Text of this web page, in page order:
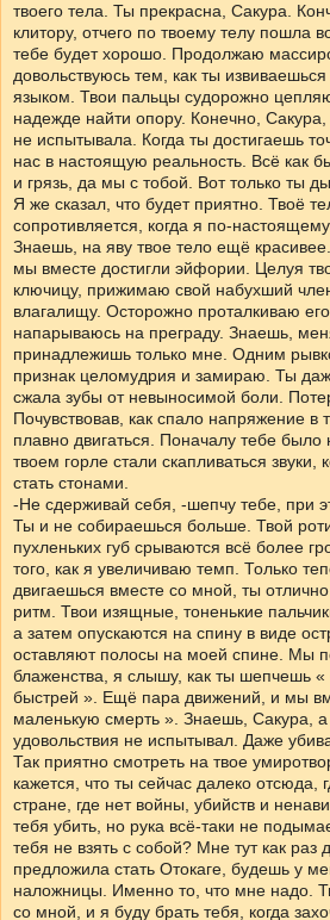
твоего тела. Ты прекрасна, Сакура.
клитору, отчего по твоему телу пошла
тебе будет хорошо. Продолжаю
довольствуюсь тем, как ты
языком. Твои пальцы судорожно
надежде найти опору. Конечно,
не испытывала. Когда ты достигаешь
нас в настоящую реальность. Всё как
и грязь, да мы с тобой. Вот только ты
Я же сказал, что будет приятно. Твоё
сопротивляется, когда я по-
Знаешь, на яву твое тело ещё
мы вместе достигли эйфории. Целуя
ключицу, прижимаю свой набухший
влагалищу. Осторожно проталкиваю
напарываюсь на преграду. Знаешь,
принадлежишь только мне. Одним
признак целомудрия и замираю. Ты
сжала зубы от невыносимой боли.
Почувствовав, как спало напряжение в
плавно двигаться. Поначалу тебе было
твоем горле стали скапливаться
стать стонами.
-Не сдерживай себя, -шепчу тебе, при
Ты и не собираешься больше. Твой
пухленьких губ срываются всё более
того, как я увеличиваю темп. Только
двигаешься вместе со мной, ты
ритм. Твои изящные, тоненькие
а затем опускаются на спину в виде
оставляют полосы на моей спине. Мы
блаженства, я слышу, как ты шепчешь «
быстрей ». Ещё пара движений, и мы
маленькую смерть ». Знаешь, Сакура,
удовольствия не испытывал. Даже
Так приятно смотреть на твое
кажется, что ты сейчас далеко отсюда,
стране, где нет войны, убийств и
тебя убить, но рука всё-таки не
тебя не взять с собой? Мне тут как раз
предложила стать Отокаге, будешь у
наложницы. Именно то, что мне надо.
со мной, и я буду брать тебя, когда